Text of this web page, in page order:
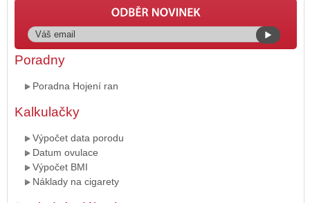
Poradny
Poradna Hojení ran
Kalkulačky
Výpočet data porodu
Datum ovulace
Výpočet BMI
Náklady na cigarety